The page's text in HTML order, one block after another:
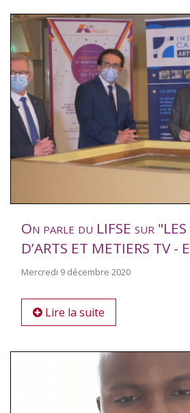
On parle du LIFSE sur "LES
D’ARTS ET METIERS TV -
Mercredi 9 décembre 2020
Lire la suite